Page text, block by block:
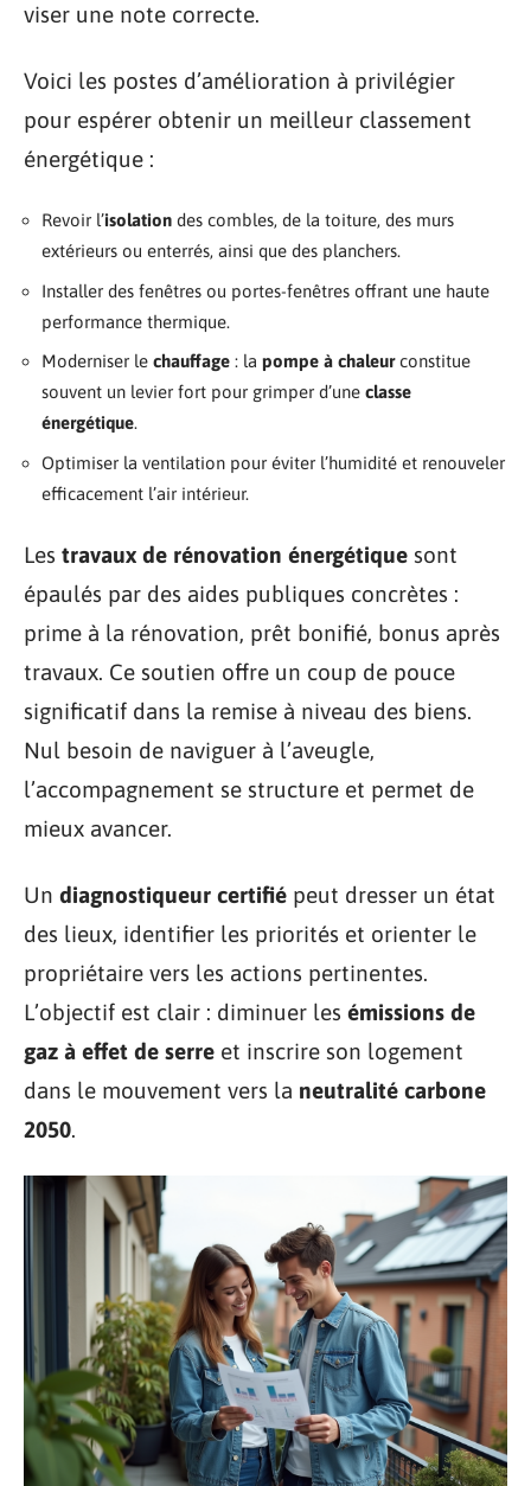
viser une note correcte.
Voici les postes d’amélioration à privilégier
pour espérer obtenir un meilleur classement
énergétique :
Revoir l’isolation des combles, de la toiture, des murs
extérieurs ou enterrés, ainsi que des planchers.
Installer des fenêtres ou portes-fenêtres offrant une haute
performance thermique.
Moderniser le chauffage : la pompe à chaleurconstitue
souvent un levier fort pour grimper d’une classe
énergétique.
Optimiser la ventilation pour éviter l’humidité et renouveler
efficacement l’air intérieur.
Les travaux de rénovation énergétique sont
épaulés par des aides publiques concrètes :
prime à la rénovation, prêt bonifié, bonus après
travaux. Ce soutien offre un coup de pouce
significatif dans la remise à niveau des biens.
Nul besoin de naviguer à l’aveugle,
l’accompagnement se structure et permet de
mieux avancer.
Un diagnostiqueur certifié peut dresser un état
des lieux, identifier les priorités et orienter le
propriétaire vers les actions pertinentes.
L’objectif est clair : diminuer les émissions de
gaz à effet de serre et inscrire son logement
dans le mouvement vers la neutralité carbone
2050.